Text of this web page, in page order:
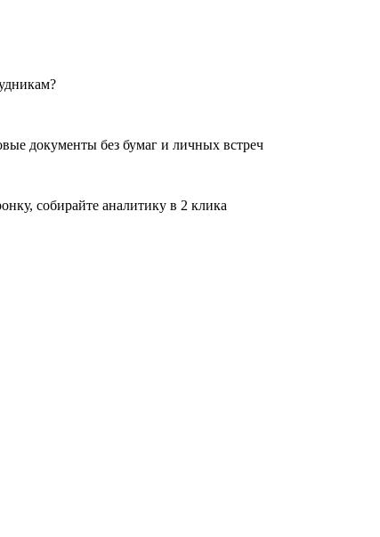
документы без бумаг и личных встреч
собирайте аналитику в 2 клика